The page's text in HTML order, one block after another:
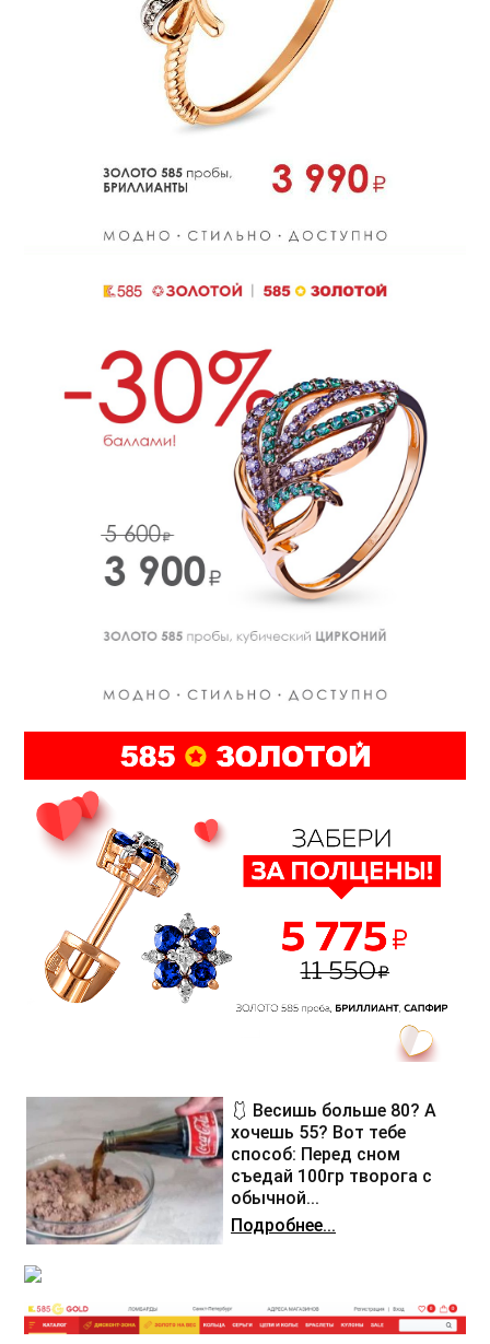
🩱 Весишь больше 80? А
хочешь 55? Вот тебе
способ: Перед сном
съедай 100гр творога с
обычной...
Подробнее...